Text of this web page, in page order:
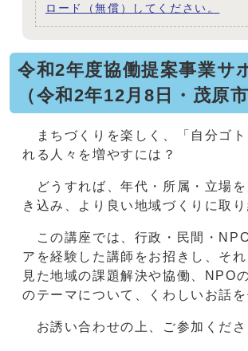
ロード（無償）してください。
令和2年度協働提案事業サ
（令和2年12月8日・茂原市
まちづくりを楽しく、「自分ゴト
れる人々を増やすには？
どうすれば、年代・所属・立場を
き込み、より良い地域づくりに取
この講座では、行政・民間・
アを経験した講師をお招きし、そ
見た地域の課題解決や協働、NPO
のテーマについて、くわしいお話を
お誘い合わせの上、ご参加くださ